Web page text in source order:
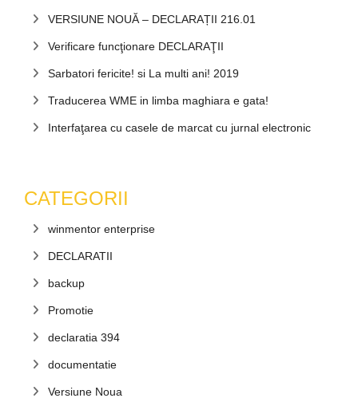
VERSIUNE NOUĂ – DECLARAȚII 216.01
Verificare funcţionare DECLARAŢII
Sarbatori fericite! si La multi ani! 2019
Traducerea WME in limba maghiara e gata!
Interfaţarea cu casele de marcat cu jurnal electronic
CATEGORII
winmentor enterprise
DECLARATII
backup
Promotie
declaratia 394
documentatie
Versiune Noua